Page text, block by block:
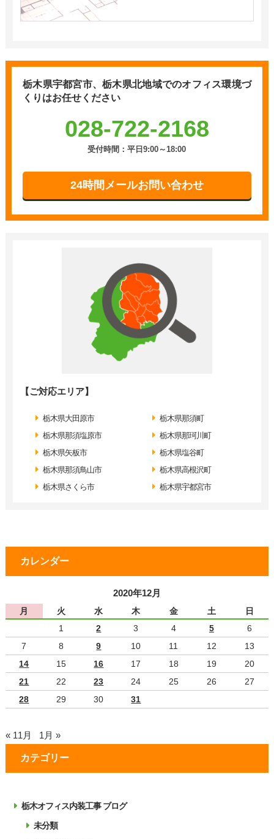
栃木県宇都宮市、栃木県北地域でのオフィス環境づ
くりはお任せください
028-722-2168
受付時間：平日9:00～18:00
24時間メールお問い合わせ
【ご対応エリア】
栃木県大田原市
栃木県那須塩原市
栃木県矢板市
栃木県那須鳥山市
栃木県さくら市
栃木県那須町
栃木県那珂川町
栃木県塩谷町
栃木県高根沢町
栃木県宇都宮市
カレンダー
2020年12月
月 火 水 木 金 土
日
1
2 3 4 5
6
7
8 9 10 11 12
13
14
15 16 17 18 19
20
21
22 23 24 25 26
27
28
29 30 31
« 11月 1月 »
カテゴリー
栃木オフィス内装工事 ブログ
未分類